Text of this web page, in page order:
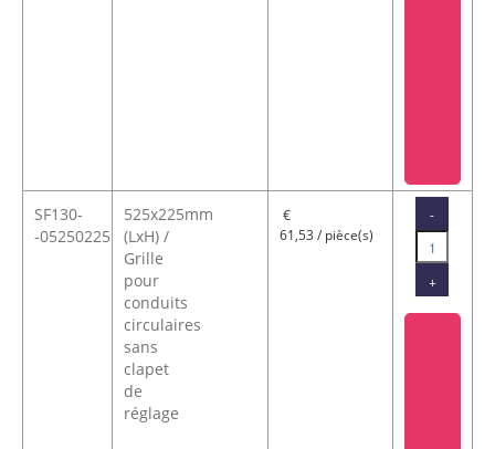
SF130-
-05250225
525x225mm
(LxH) /
Grille
pour
conduits
circulaires
sans
clapet
de
réglage
61,53 / pièce(s)